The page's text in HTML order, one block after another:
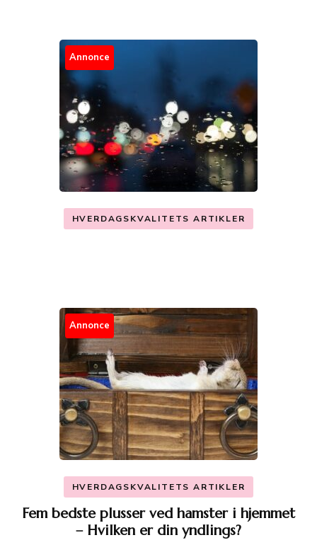
Annonce
HVERDAGSKVALITETS ARTIKLER
Annonce
HVERDAGSKVALITETS ARTIKLER
Fem bedste plusser ved hamster i hjemmet
– Hvilken er din yndlings?